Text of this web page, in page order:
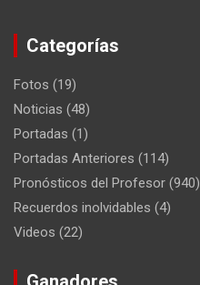
Categorías
Fotos (19)
Noticias (48)
Portadas (1)
Portadas Anteriores (114)
Pronósticos del Profesor (940)
Recuerdos inolvidables (4)
Videos (22)